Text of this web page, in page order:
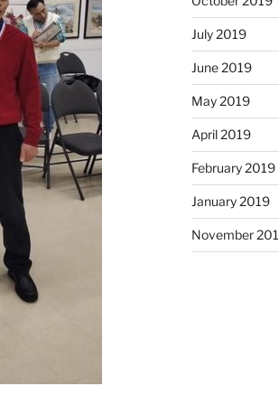
July 2019
June 2019
May 2019
April 2019
February 2019
January 2019
November